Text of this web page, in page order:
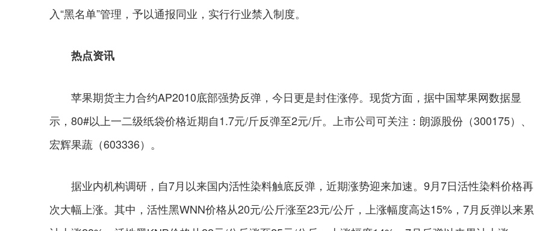
入“黑名单”管理，予以通报同业，实行行业禁入制度。
热点资讯
苹果期货主力合约AP2010底部强势反弹，今日更是封住涨停。现货方面，据中国苹果网数据显
示，80#以上一二级纸袋价格近期自1.7元/斤反弹至2元/斤。上市公司可关注：朗源股份（300175）、
宏辉果蔬（603336）。
据业内机构调研，自7月以来国内活性染料触底反弹，近期涨势迎来加速。9月7日活性染料价格再
次大幅上涨。其中，活性黑WNN价格从20元/公斤涨至23元/公斤，上涨幅度高达15%，7月反弹以来累